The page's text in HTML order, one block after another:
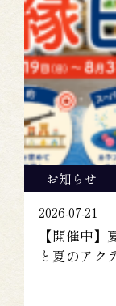
お知らせ
2026-07-21
【開催中
と夏のアク